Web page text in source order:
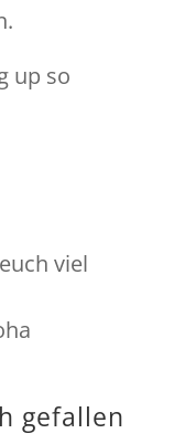
up so
viel
gefallen